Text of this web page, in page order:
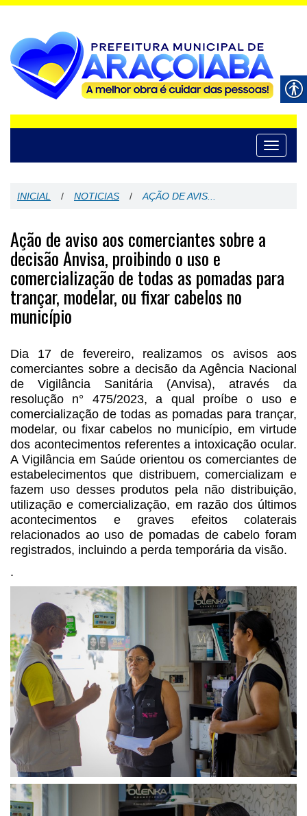
Toggle
INICIAL / NOTICIAS / AÇÃO DE AVIS...
Ação de aviso aos comerciantes sobre a
decisão Anvisa, proibindo o uso e
comercialização de todas as pomadas para
trançar, modelar, ou fixar cabelos no
município
Dia 17 de fevereiro, realizamos os avisos aos
comerciantes sobre a decisão da Agência Nacional
de Vigilância Sanitária (Anvisa), através da
resolução n° 475/2023, a qual proíbe o uso e
comercialização de todas as pomadas para trançar,
modelar, ou fixar cabelos no município, em virtude
dos acontecimentos referentes a intoxicação ocular.
A Vigilância em Saúde orientou os comerciantes de
estabelecimentos que distribuem, comercializam e
fazem uso desses produtos pela não distribuição,
utilização e comercialização, em razão dos últimos
acontecimentos e graves efeitos colaterais
relacionados ao uso de pomadas de cabelo foram
registrados, incluindo a perda temporária da visão.
.